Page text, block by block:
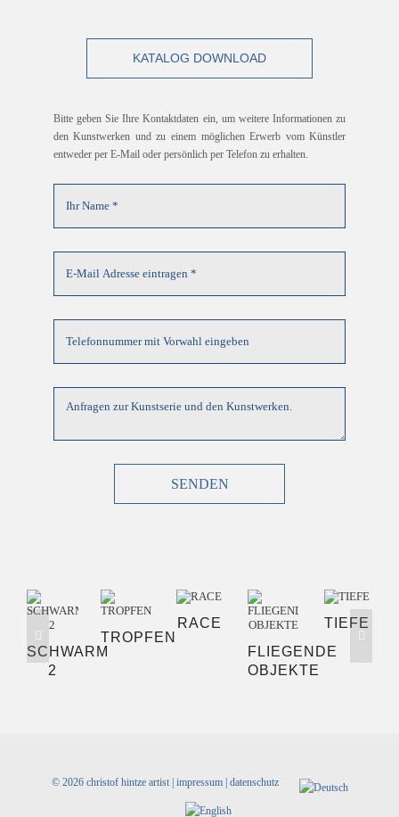
KATALOG DOWNLOAD
Bitte geben Sie Ihre Kontaktdaten ein, um weitere Informationen zu
den Kunstwerken und zu einem möglichen Erwerb vom Künstler
entweder per E-Mail oder persönlich per Telefon zu erhalten.
SENDEN
SCHWARM
2
TROPFEN
RACE
FLIEGENDE
OBJEKTE
TIEFE
© 2026 christof hintze artist | impressum| datenschutz